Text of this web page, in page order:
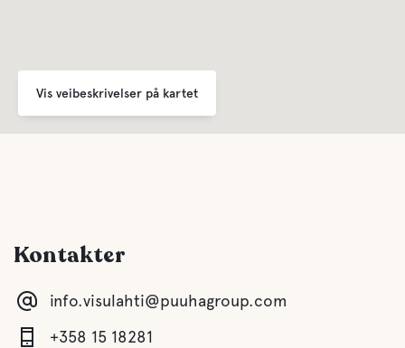
Vis veibeskrivelser på kartet
Kontakter
info.visulahti@puuhagroup.com
+358 15 18281